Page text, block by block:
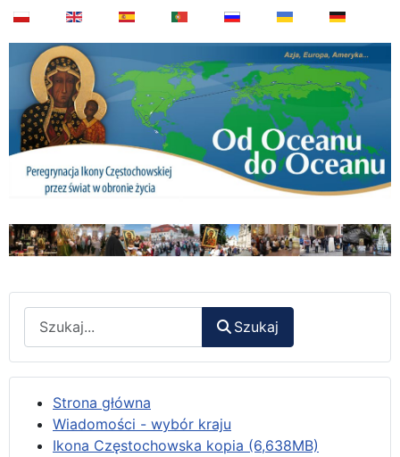
Szukaj
Strona główna
Wiadomości - wybór kraju
Ikona Częstochowska kopia (6,638MB)